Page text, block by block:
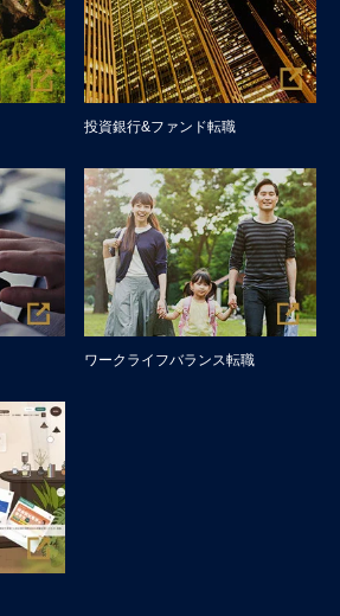
投資銀行&ファンド転職
ワークライフバランス転職